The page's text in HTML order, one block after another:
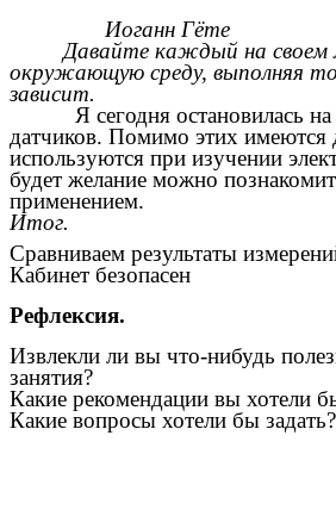
Иоганн Гёте
Давайте каждый на своем
окружающую среду, выполняя
зависит.
Я сегодня остановилась на
датчиков. Помимо этих имеются
используются при изучении
будет желание можно
применением.
Итог.
Сравниваем результаты
Кабинет безопасен
Рефлексия.
Извлекли ли вы что-нибудь
занятия?
Какие рекомендации вы хотели
Какие вопросы хотели бы задать?